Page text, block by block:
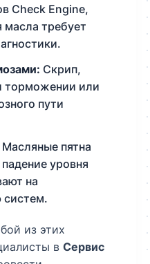
Check Engine,
масла требует
Скрип,
торможении или
пути
Масляные пятна
уровня
на
систем.
из этих
в Сервис